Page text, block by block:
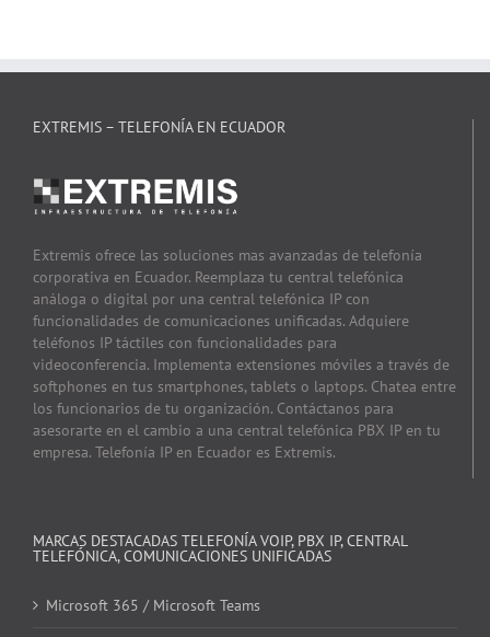
EXTREMIS – TELEFONÍA EN ECUADOR
Extremis ofrece las soluciones mas avanzadas de telefonía
corporativa en Ecuador. Reemplaza tu central telefónica
análoga o digital por una central telefónica IP con
funcionalidades de comunicaciones unificadas. Adquiere
teléfonos IP táctiles con funcionalidades para
videoconferencia. Implementa extensiones móviles a través de
softphones en tus smartphones, tablets o laptops. Chatea entre
los funcionarios de tu organización. Contáctanos para
asesorarte en el cambio a una central telefónica PBX IP en tu
empresa. Telefonía IP en Ecuador es Extremis.
MARCAS DESTACADAS TELEFONÍA VOIP, PBX IP, CENTRAL
TELEFÓNICA, COMUNICACIONES UNIFICADAS
Microsoft 365 / Microsoft Teams